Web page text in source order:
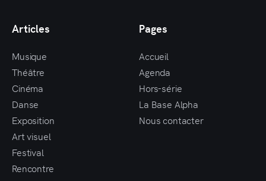
Articles
Musique
Théâtre
Cinéma
Danse
Exposition
Art visuel
Festival
Rencontre
Pages
Accueil
Agenda
Hors-série
La Base Alpha
Nous contacter